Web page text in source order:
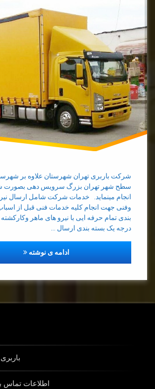
شرکت باربری تهران شهرستان علاوه بر
سطح شهر تهران بزرگ سرویس دهی بصورت
انجام مینماید. خدمات شرکت شامل ارسال
وفنی جهت انجام کلیه خدمات فنی قبل از
بندی تمام حرفه ایی با نیرو های ماهر
درجه یک بسته بندی ارسال …
ادامه ی نوشتهباربری در
باربری
بهترین
باربری
تهران
اطلاعات تماس